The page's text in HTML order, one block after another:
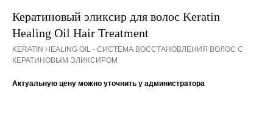
Кератиновый эликсир для волос Keratin
Healing Oil Hair Treatment
KERATIN HEALING OIL - СИСТЕМА ВОССТАНОВЛЕНИЯ ВОЛОС С
КЕРАТИНОВЫМ ЭЛИКСИРОМ
Актуальную цену можно уточнить у администратора